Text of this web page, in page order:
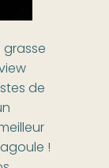
grasse
de
!